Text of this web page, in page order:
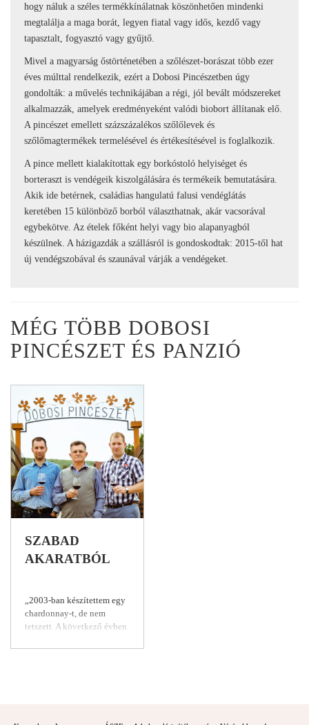
hogy náluk a széles termékkínálatnak köszönhetően mindenki
megtalálja a maga borát, legyen fiatal vagy idős, kezdő vagy
tapasztalt, fogyasztó vagy gyűjtő.
Mivel a magyarság őstörténetében a szőlészet-borászat több ezer
éves múlttal rendelkezik, ezért a Dobosi Pincészetben úgy
gondolták: a művelés technikájában a régi, jól bevált módszereket
alkalmazzák, amelyek eredményeként valódi biobort állítanak elő.
A pincészet emellett százszázalékos szőlőlevek és
szőlőmagtermékek termelésével és értékesítésével is foglalkozik.
A pince mellett kialakítottak egy borkóstoló helyiséget és
borteraszt is vendégeik kiszolgálására és termékeik bemutatására.
Akik ide betérnek, családias hangulatú falusi vendéglátás
keretében 15 különböző borból választhatnak, akár vacsorával
egybekötve. Az ételek főként helyi vagy bio alapanyagból
készülnek. A házigazdák a szállásról is gondoskodtak: 2015-től hat
új vendégszobával és szaunával várják a vendégeket.
MÉG TÖBB DOBOSI
PINCÉSZET ÉS PANZIÓ
SZABAD
AKARATBÓL
„2003-ban készítettem egy
chardonnay-t, de nem
tetszett. A következő évben